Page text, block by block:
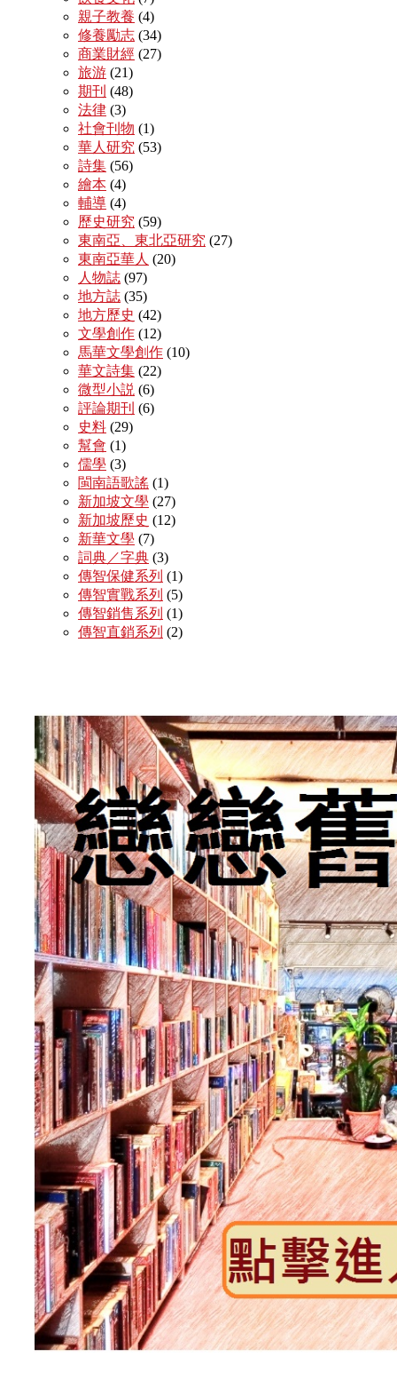
親子教養 (4)
修養勵志 (34)
商業財經 (27)
旅游 (21)
期刊 (48)
法律 (3)
社會刊物 (1)
華人研究 (53)
詩集 (56)
繪本 (4)
輔導 (4)
歷史研究 (59)
東南亞、東北亞研究 (27)
東南亞華人 (20)
人物誌 (97)
地方誌 (35)
地方歷史 (42)
文學創作 (12)
馬華文學創作 (10)
華文詩集 (22)
微型小説 (6)
評論期刊 (6)
史料 (29)
幫會 (1)
儒學 (3)
閩南語歌謠 (1)
新加坡文學 (27)
新加坡歷史 (12)
新華文學 (7)
詞典／字典 (3)
傳智保健系列 (1)
傳智實戰系列 (5)
傳智銷售系列 (1)
傳智直銷系列 (2)